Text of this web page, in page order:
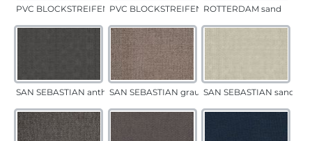
PVC BLOCKSTREIFEN grünPVC BLOCKSTREIFEN grauROTTERDAM sand
SAN SEBASTIAN anthrazitSAN SEBASTIAN grau-sandSAN SEBASTIAN sand